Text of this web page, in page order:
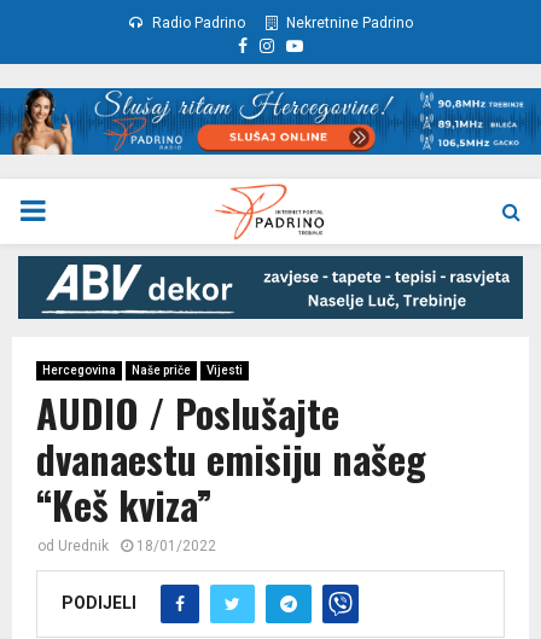
Radio Padrino Nekretnine Padrino
Facebook
Instagram
Youtube
PRIMARY
MENU
Hercegovina Naše priče Vijesti
AUDIO / Poslušajte
dvanaestu emisiju našeg
“Keš kviza”
od Urednik 18/01/2022
PODIJELI